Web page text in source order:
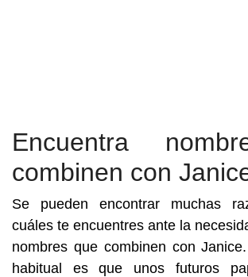
Encuentra
combinen con
Se pueden encontrar muchas
cuáles te encuentres ante la
nombres que combinen con
habitual es que unos futuros